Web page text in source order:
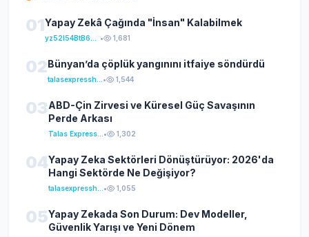
01Yapay Zekâ Çağında "İnsan" Kalabilmek
• 1,681
02Bünyan’da çöplük yangınını itfaiye söndürdü
• 1,544
03ABD-Çin Zirvesi ve Küresel Güç Savaşının
Perde Arkası
• 1,302
04Yapay Zeka Sektörleri Dönüştürüyor: 2026'da
Hangi Sektörde Ne Değişiyor?
• 1,055
05Yapay Zekada Son Durum: Dev Modeller,
Güvenlik Yarışı ve Yeni Dönem